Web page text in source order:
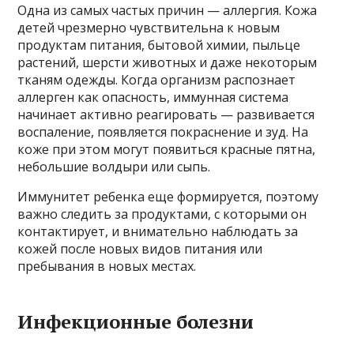
Одна из самых частых причин — аллергия. Кожа
детей чрезмерно чувствительна к новым
продуктам питания, бытовой химии, пыльце
растений, шерсти животных и даже некоторым
тканям одежды. Когда организм распознает
аллерген как опасность, иммунная система
начинает активно реагировать — развивается
воспаление, появляется покраснение и зуд. На
коже при этом могут появиться красные пятна,
небольшие волдыри или сыпь.
Иммунитет ребенка еще формируется, поэтому
важно следить за продуктами, с которыми он
контактирует, и внимательно наблюдать за
кожей после новых видов питания или
пребывания в новых местах.
Инфекционные болезни